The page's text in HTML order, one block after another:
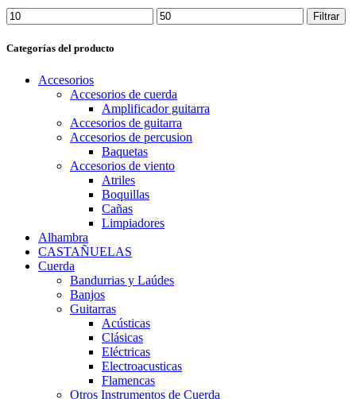
Precio
mínimo
Precio
máximo
Filtrar
Categorías del producto
Accesorios
Accesorios de cuerda
Amplificador guitarra
Accesorios de guitarra
Accesorios de percusion
Baquetas
Accesorios de viento
Atriles
Boquillas
Cañas
Limpiadores
Alhambra
CASTAÑUELAS
Cuerda
Bandurrias y Laúdes
Banjos
Guitarras
Acústicas
Clásicas
Eléctricas
Electroacusticas
Flamencas
Otros Instrumentos de Cuerda